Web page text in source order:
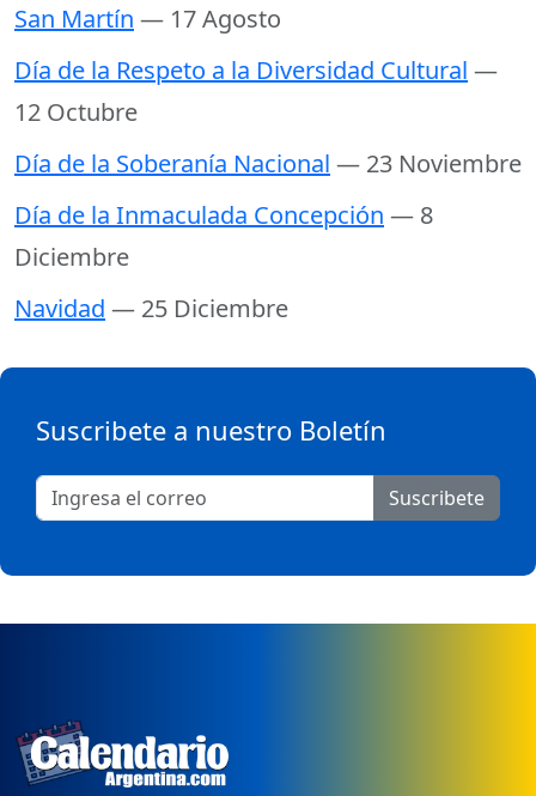
San Martín — 17 Agosto
Día de la Respeto a la Diversidad Cultural —
12 Octubre
Día de la Soberanía Nacional — 23 Noviembre
Día de la Inmaculada Concepción — 8
Diciembre
Navidad — 25 Diciembre
Suscribete a nuestro Boletín
Suscribete